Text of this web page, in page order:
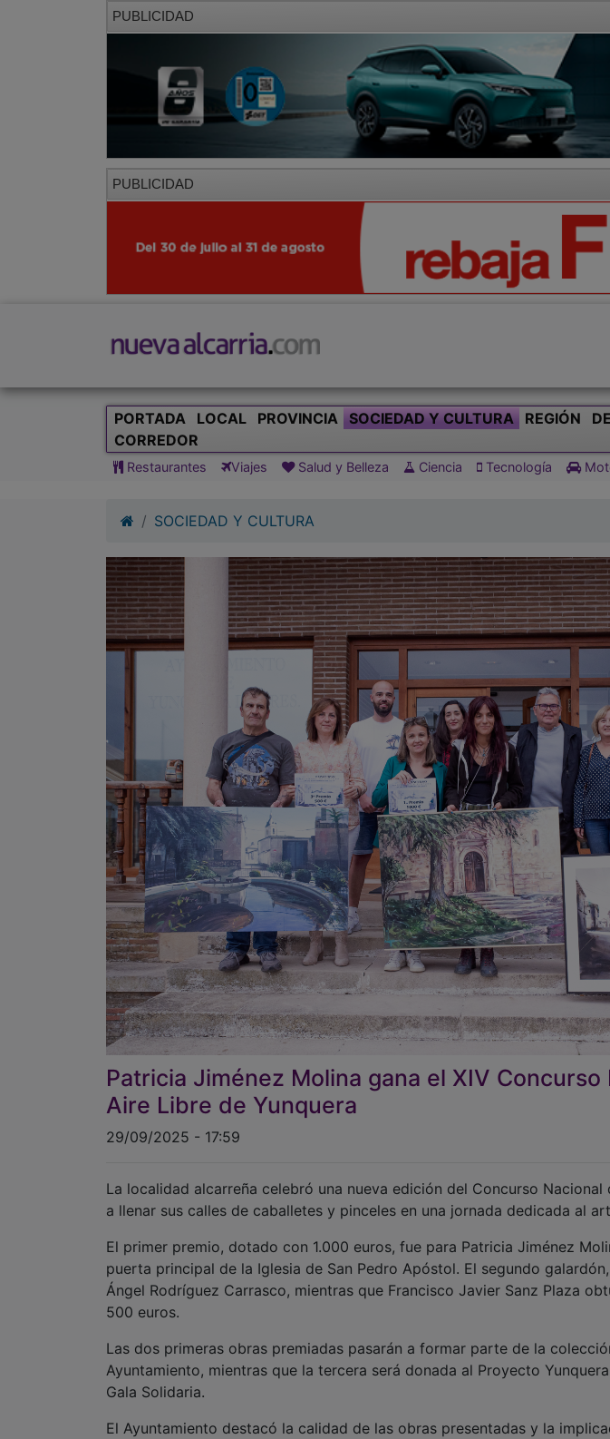
PUBLICIDAD
PUBLICIDAD
PORTADA LOCAL PROVINCIA SOCIEDAD Y CULTURA REGIÓN
CORREDOR
Restaurantes Viajes Salud y Belleza Ciencia Tecnología
SOCIEDAD Y CULTURA
Patricia Jiménez Molina gana el XIV
Aire Libre de Yunquera
29/09/2025 - 17:59
La localidad alcarreña celebró una nueva edición del Concurso
a llenar sus calles de caballetes y pinceles en una jornada dedicada al
El primer premio, dotado con 1.000 euros, fue para Patricia Jiménez
puerta principal de la Iglesia de San Pedro Apóstol. El segundo
Ángel Rodríguez Carrasco, mientras que Francisco Javier Sanz Plaza
500 euros.
Las dos primeras obras premiadas pasarán a formar parte de la
Ayuntamiento, mientras que la tercera será donada al Proyecto
Gala Solidaria.
El Ayuntamiento destacó la calidad de las obras presentadas y la